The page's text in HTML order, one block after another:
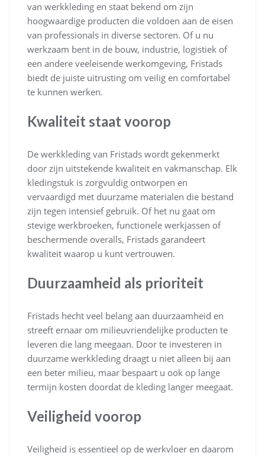
van werkkleding en staat bekend om zijn
hoogwaardige producten die voldoen aan de eisen
van professionals in diverse sectoren. Of u nu
werkzaam bent in de bouw, industrie, logistiek of
een andere veeleisende werkomgeving, Fristads
biedt de juiste uitrusting om veilig en comfortabel
te kunnen werken.
Kwaliteit staat voorop
De werkkleding van Fristads wordt gekenmerkt
door zijn uitstekende kwaliteit en vakmanschap. Elk
kledingstuk is zorgvuldig ontworpen en
vervaardigd met duurzame materialen die bestand
zijn tegen intensief gebruik. Of het nu gaat om
stevige werkbroeken, functionele werkjassen of
beschermende overalls, Fristads garandeert
kwaliteit waarop u kunt vertrouwen.
Duurzaamheid als prioriteit
Fristads hecht veel belang aan duurzaamheid en
streeft ernaar om milieuvriendelijke producten te
leveren die lang meegaan. Door te investeren in
duurzame werkkleding draagt u niet alleen bij aan
een beter milieu, maar bespaart u ook op lange
termijn kosten doordat de kleding langer meegaat.
Veiligheid voorop
Veiligheid is essentieel op de werkvloer en daarom